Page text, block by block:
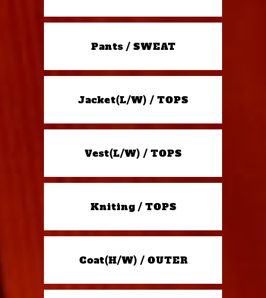
Pants / SWEAT
Jacket(L/W) / TOPS
Vest(L/W) / TOPS
Kniting / TOPS
Coat(H/W) / OUTER